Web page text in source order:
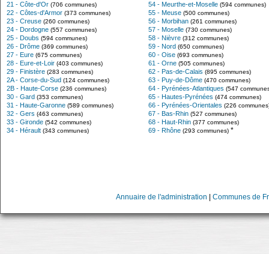
21 - Côte-d'Or (706 communes)
22 - Côtes-d'Armor (373 communes)
23 - Creuse (260 communes)
24 - Dordogne (557 communes)
25 - Doubs (594 communes)
26 - Drôme (369 communes)
27 - Eure (675 communes)
28 - Eure-et-Loir (403 communes)
29 - Finistère (283 communes)
2A - Corse-du-Sud (124 communes)
2B - Haute-Corse (236 communes)
30 - Gard (353 communes)
31 - Haute-Garonne (589 communes)
32 - Gers (463 communes)
33 - Gironde (542 communes)
34 - Hérault (343 communes)
54 - Meurthe-et-Moselle (594 communes)
55 - Meuse (500 communes)
56 - Morbihan (261 communes)
57 - Moselle (730 communes)
58 - Nièvre (312 communes)
59 - Nord (650 communes)
60 - Oise (693 communes)
61 - Orne (505 communes)
62 - Pas-de-Calais (895 communes)
63 - Puy-de-Dôme (470 communes)
64 - Pyrénées-Atlantiques (547
65 - Hautes-Pyrénées (474 communes)
66 - Pyrénées-Orientales (226
67 - Bas-Rhin (527 communes)
68 - Haut-Rhin (377 communes)
69 - Rhône (293 communes) *
Annuaire de l'administration Communes de